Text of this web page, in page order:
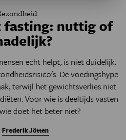
nuttig of
echt helpt, is niet duidelijk.
De voedingshype
terwijl het gewichtsverlies niet
Voor wie is deeltijds vasten
doet het beter niet?
Frederik Jötten